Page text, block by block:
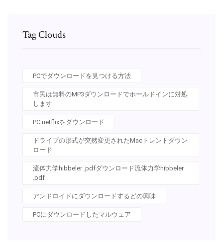
Tag Clouds
PCでダウンロードを見つける方法
市民は無料のMP3ダウンロードでホールドインに対処
します
PC netflixをダウンロード
ドライブの形式が突然変更されたMacトレントダウン
ロード
流体力学hibbeler .pdfダウンロード流体力学hibbeler
.pdf
アンドロイドにダウンロードするどの興味
PCにダウンロードしたマルウェア